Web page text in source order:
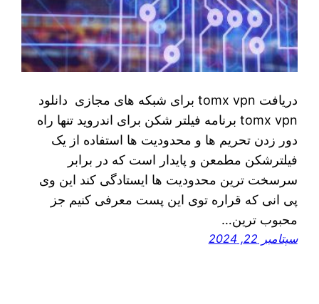
دریافت tomx vpn برای شبکه های مجازی دانلود
tomx vpn برنامه فیلتر شکن برای اندروید تنها راه
دور زدن تحریم ها و محدودیت ها استفاده از یک
فیلترشکن مطمعن و پایدار است که در برابر
سرسخت ترین محدودیت ها ایستادگی کند این وی
پی انی که قراره توی اين پست معرفی کنیم جز
محبوب ترین…
سپتامبر 22, 2024